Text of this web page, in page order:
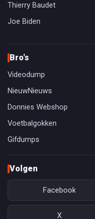
Thierry Baudet
Joe Biden
Bro's
Videodump
NieuwNieuws
Donnies Webshop
Voetbalgokken
Gifdumps
Volgen
Facebook
X